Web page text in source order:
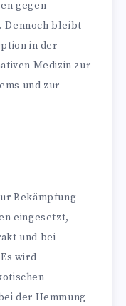
gegen
Dennoch bleibt
in der
Medizin zur
und zur
Bekämpfung
eingesetzt,
und bei
wird
der Hemmung